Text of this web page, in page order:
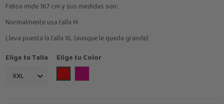
Felisa mide 167 cm y sus medidas son:
Normalmente usa talla M
Lleva puesta la talla XL (aunque le queda grande)
Elige tu Talla
Elige tu Color